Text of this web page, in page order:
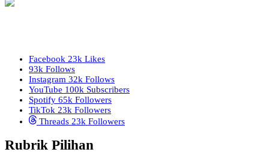
Facebook 23k Likes
93k Follows
Instagram 32k Follows
YouTube 100k Subscribers
Spotify 65k Followers
TikTok 23k Followers
Threads 23k Followers
Rubrik Pilihan